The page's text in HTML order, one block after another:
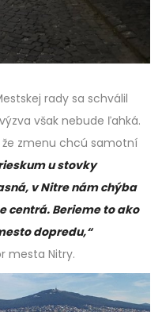
rady sa schválil
však nebude ľahká.
zmenu chcú samotní
u stovky
v Nitre nám chýba
centrá. Berieme to ako
dopredu,“
mesta Nitry.